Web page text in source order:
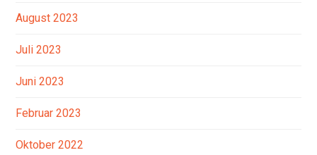
August 2023
Juli 2023
Juni 2023
Februar 2023
Oktober 2022